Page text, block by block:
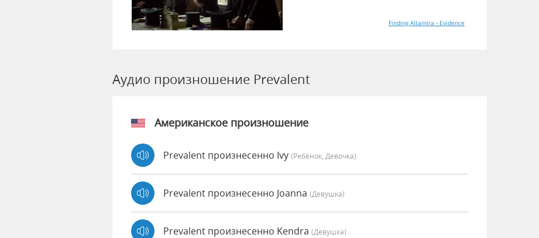
Finding Altamira - Evidence
Аудио произношение Prevalent
Американское произношение
Prevalent произнесенно Ivy (Ребёнок, Девочка)
Prevalent произнесенно Joanna (девушка)
Prevalent произнесенно Kendra (девушка)